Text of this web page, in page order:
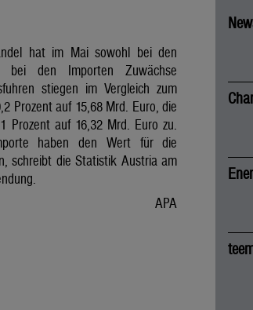
hat im Mai sowohl bei den
bei den Importen Zuwächse
stiegen im Vergleich zum
Prozent auf 15,68 Mrd. Euro, die
Prozent auf 16,32 Mrd. Euro zu.
haben den Wert für die
schreibt die Statistik Austria am
APA